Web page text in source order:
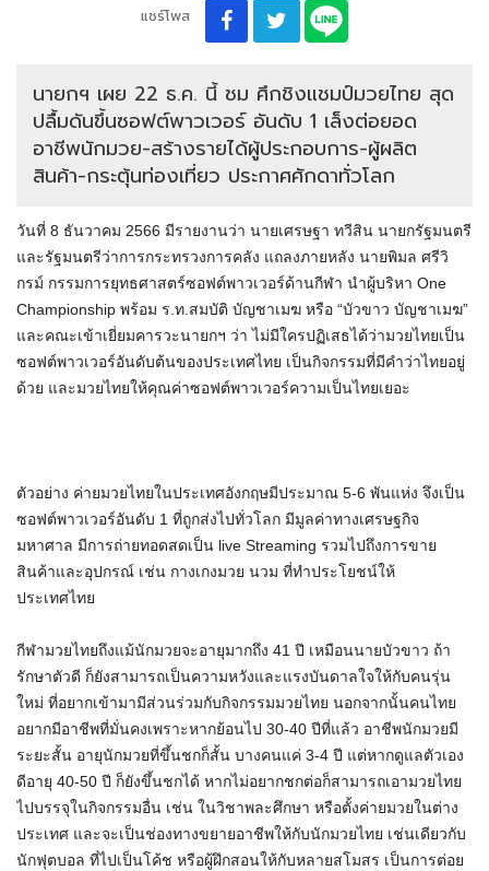
แชร์โพส
นายกฯ เผย 22 ธ.ค. นี้ ชม ศึกชิงแชมป์มวยไทย สุด
ปลื้มดันขึ้นซอฟต์พาวเวอร์ อันดับ 1 เล็งต่อยอด
อาชีพนักมวย-สร้างรายได้ผู้ประกอบการ-ผู้ผลิต
สินค้า-กระตุ้นท่องเที่ยว ประกาศศักดาทั่วโลก
วันที่ 8 ธันวาคม 2566 มีรายงานว่า นายเศรษฐา ทวีสิน นายกรัฐมนตรี
และรัฐมนตรีว่าการกระทรวงการคลัง แถลงภายหลัง นายพิมล ศรีวิ
กรม์ กรรมการยุทธศาสตร์ซอฟต์พาวเวอร์ด้านกีฬา นำผู้บริหา One
Championship พร้อม ร.ท.สมบัติ บัญชาเมฆ หรือ “บัวขาว บัญชาเมฆ”
และคณะเข้าเยี่ยมคารวะนายกฯ ว่า ไม่มีใครปฏิเสธได้ว่ามวยไทยเป็น
ซอฟต์พาวเวอร์อันดับต้นของประเทศไทย เป็นกิจกรรมที่มีคำว่าไทยอยู่
ด้วย และมวยไทยให้คุณค่าซอฟต์พาวเวอร์ความเป็นไทยเยอะ
ตัวอย่าง ค่ายมวยไทยในประเทศอังกฤษมีประมาณ 5-6 พันแห่ง จึงเป็น
ซอฟต์พาวเวอร์อันดับ 1 ที่ถูกส่งไปทั่วโลก มีมูลค่าทางเศรษฐกิจ
มหาศาล มีการถ่ายทอดสดเป็น live Streaming รวมไปถึงการขาย
สินค้าและอุปกรณ์ เช่น กางเกงมวย นวม ที่ทำประโยชน์ให้
ประเทศไทย
กีฬามวยไทยถึงแม้นักมวยจะอายุมากถึง 41 ปี เหมือนนายบัวขาว ถ้า
รักษาตัวดี ก็ยังสามารถเป็นความหวังและแรงบันดาลใจให้กับคนรุ่น
ใหม่ ที่อยากเข้ามามีส่วนร่วมกับกิจกรรมมวยไทย นอกจากนั้นคนไทย
อยากมีอาชีพที่มั่นคงเพราะหากย้อนไป 30-40 ปีที่แล้ว อาชีพนักมวยมี
ระยะสั้น อายุนักมวยที่ขึ้นชกก็สั้น บางคนแค่ 3-4 ปี แต่หากดูแลตัวเอง
ดีอายุ 40-50 ปี ก็ยังขึ้นชกได้ หากไม่อยากชกต่อก็สามารถเอามวยไทย
ไปบรรจุในกิจกรรมอื่น เช่น ในวิชาพละศึกษา หรือตั้งค่ายมวยในต่าง
ประเทศ และจะเป็นช่องทางขยายอาชีพให้กับนักมวยไทย เช่นเดียวกับ
นักฟุตบอล ที่ไปเป็นโค้ช หรือผู้ฝึกสอนให้กับหลายสโมสร เป็นการต่อย